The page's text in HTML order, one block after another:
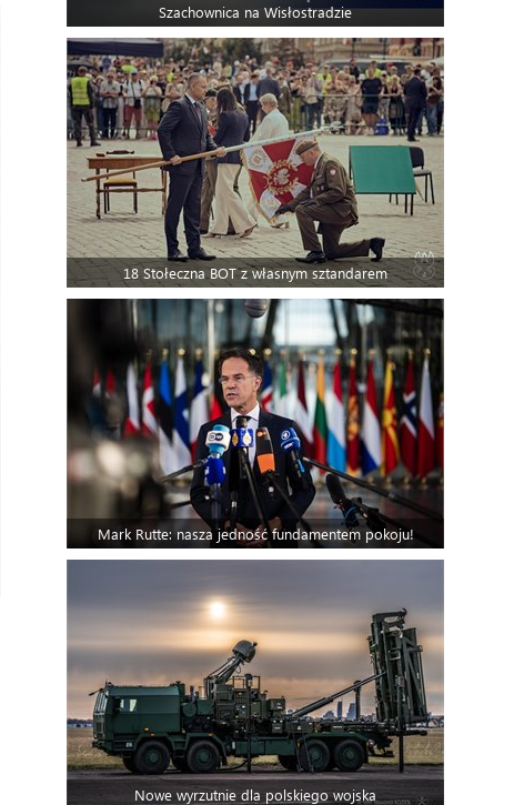
Szachownica na Wisłostradzie
18 Stołeczna BOT z własnym sztandarem
Mark Rutte: nasza jedność fundamentem pokoju!
Nowe wyrzutnie dla polskiego wojska